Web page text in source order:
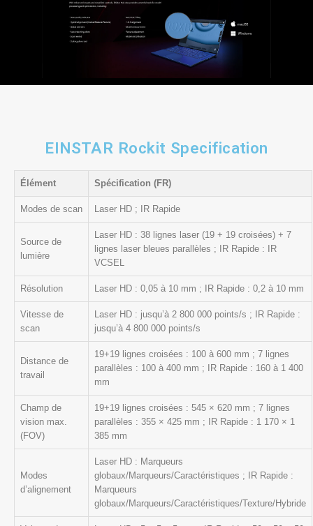
EINSTAR Rockit Specification
Élément Spécification (FR)
Modes de scan Laser HD ; IR Rapide
Source de
lumière
Laser HD : 38 lignes laser (19 + 19 croisées) + 7
lignes laser bleues parallèles ; IR Rapide : IR
VCSEL
Résolution Laser HD : 0,05 à 10 mm ; IR Rapide : 0,2 à 10 mm
Vitesse de
scan
Laser HD : jusqu’à 2 800 000 points/s ; IR Rapide :
jusqu’à 4 800 000 points/s
Distance de
travail
19+19 lignes croisées : 100 à 600 mm ; 7 lignes
parallèles : 100 à 400 mm ; IR Rapide : 160 à 1 400
mm
Champ de
vision max.
(FOV)
19+19 lignes croisées : 545 × 620 mm ; 7 lignes
parallèles : 355 × 425 mm ; IR Rapide : 1 170 × 1
385 mm
Modes
d’alignement
Laser HD : Marqueurs
globaux/Marqueurs/Caractéristiques ; IR Rapide :
Marqueurs
globaux/Marqueurs/Caractéristiques/Texture/Hybride